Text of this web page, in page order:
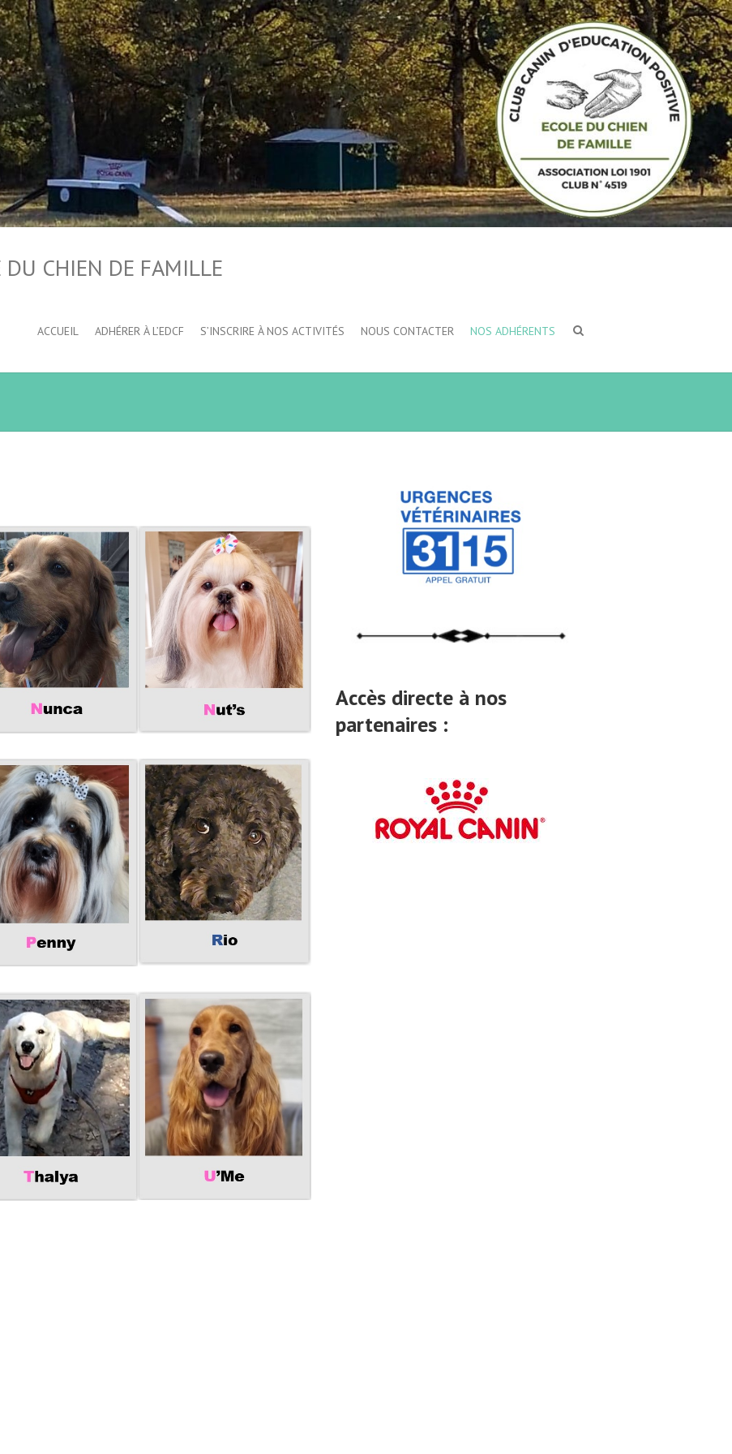
DU CHIEN DE FAMILLE
ACCUEIL ADHÉRER À L’EDCF S’INSCRIRE À NOS ACTIVITÉS NOUS CONTACTER NOS ADHÉRENTS
Accès directe à nos
partenaires :